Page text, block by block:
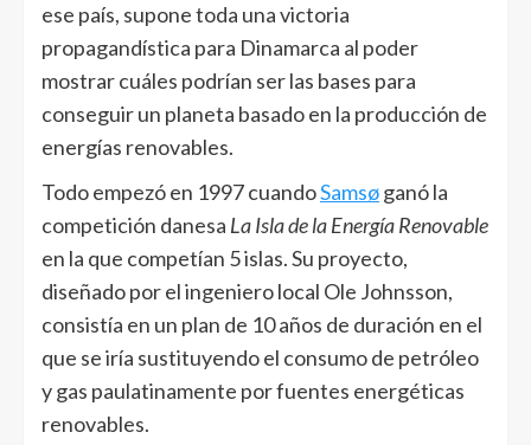
ese país, supone toda una victoria
propagandística para Dinamarca al poder
mostrar cuáles podrían ser las bases para
conseguir un planeta basado en la producción de
energías renovables.
Todo empezó en 1997 cuandoSamsøganó la
competición danesa La Isla de la Energía Renovable
en la que competían 5 islas. Su proyecto,
diseñado por el ingeniero local Ole Johnsson,
consistía en un plan de 10 años de duración en el
que se iría sustituyendo el consumo de petróleo
y gas paulatinamente por fuentes energéticas
renovables.